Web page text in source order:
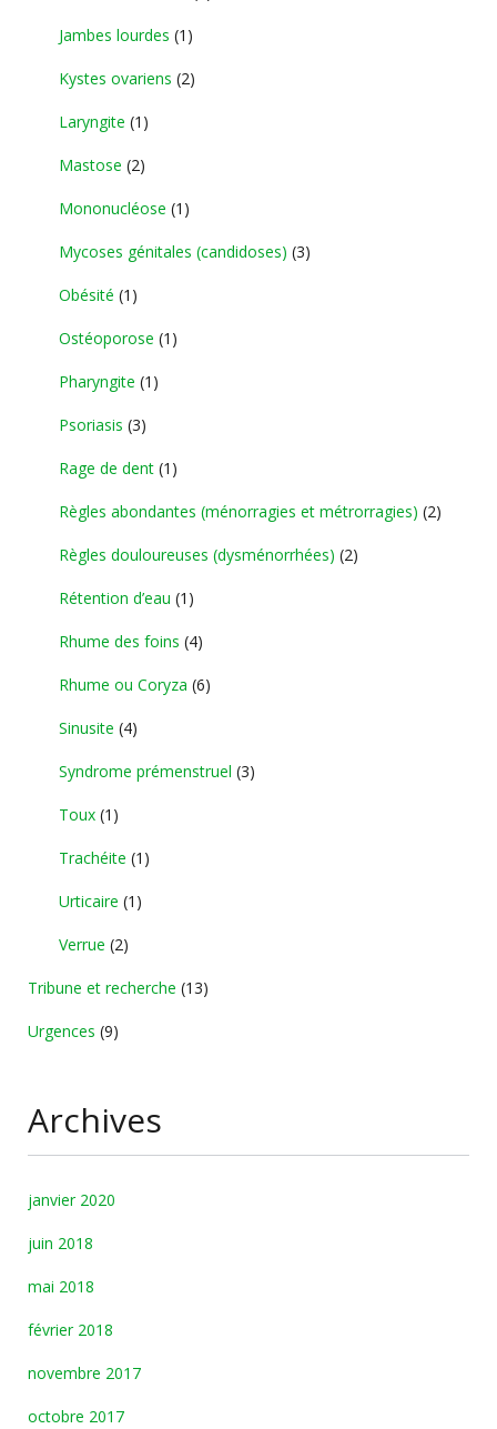
Jambes lourdes (1)
Kystes ovariens (2)
Laryngite (1)
Mastose (2)
Mononucléose (1)
Mycoses génitales (candidoses) (3)
Obésité (1)
Ostéoporose (1)
Pharyngite (1)
Psoriasis (3)
Rage de dent (1)
Règles abondantes (ménorragies et métrorragies) (2)
Règles douloureuses (dysménorrhées) (2)
Rétention d’eau (1)
Rhume des foins (4)
Rhume ou Coryza (6)
Sinusite (4)
Syndrome prémenstruel (3)
Toux (1)
Trachéite (1)
Urticaire (1)
Verrue (2)
Tribune et recherche (13)
Urgences (9)
Archives
janvier 2020
juin 2018
mai 2018
février 2018
novembre 2017
octobre 2017